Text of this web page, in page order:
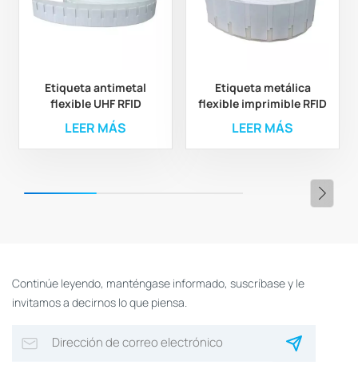
Etiqueta antimetal
flexible UHF RFID
imprimible de 30 x 15 x
1,25 mm para gestión de
activos
LEER MÁS
Etiqueta metálica
flexible imprimible RFID
UHF para seguimiento
de activos
LEER MÁS
Continúe leyendo, manténgase informado, suscríbase y le
invitamos a decirnos lo que piensa.